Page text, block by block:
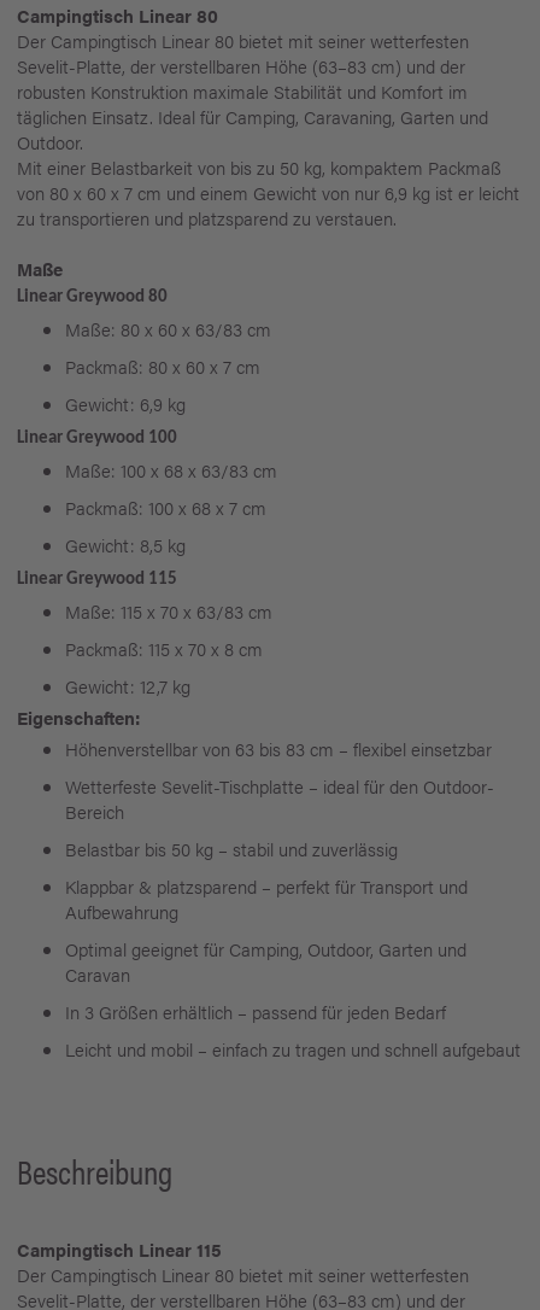
Campingtisch Linear 80
Der Campingtisch Linear 80 bietet mit seiner wetterfesten
Sevelit-Platte, der verstellbaren Höhe (63–83 cm) und der
robusten Konstruktion maximale Stabilität und Komfort im
täglichen Einsatz. Ideal für Camping, Caravaning, Garten und
Outdoor.
Mit einer Belastbarkeit von bis zu 50 kg, kompaktem Packmaß
von 80 x 60 x 7 cm und einem Gewicht von nur 6,9 kg ist er leicht
zu transportieren und platzsparend zu verstauen.
Maße
Linear Greywood 80
Maße: 80 x 60 x 63/83 cm
Packmaß: 80 x 60 x 7 cm
Gewicht: 6,9 kg
Linear Greywood 100
Maße: 100 x 68 x 63/83 cm
Packmaß: 100 x 68 x 7 cm
Gewicht: 8,5 kg
Linear Greywood 115
Maße: 115 x 70 x 63/83 cm
Packmaß: 115 x 70 x 8 cm
Gewicht: 12,7 kg
Eigenschaften:
Höhenverstellbar von 63 bis 83 cm – flexibel einsetzbar
Wetterfeste Sevelit-Tischplatte – ideal für den Outdoor-
Bereich
Belastbar bis 50 kg – stabil und zuverlässig
Klappbar & platzsparend – perfekt für Transport und
Aufbewahrung
Optimal geeignet für Camping, Outdoor, Garten und
Caravan
In 3 Größen erhältlich – passend für jeden Bedarf
Leicht und mobil – einfach zu tragen und schnell aufgebaut
Beschreibung
Campingtisch Linear 115
Der Campingtisch Linear 80 bietet mit seiner wetterfesten
Sevelit-Platte, der verstellbaren Höhe (63–83 cm) und der